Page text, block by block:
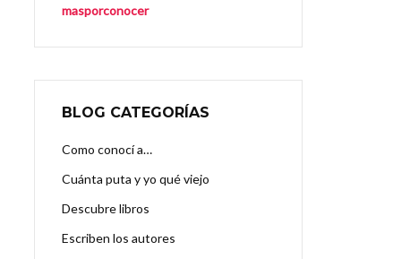
masporconocer
BLOG CATEGORÍAS
Como conocí a…
Cuánta puta y yo qué viejo
Descubre libros
Escriben los autores